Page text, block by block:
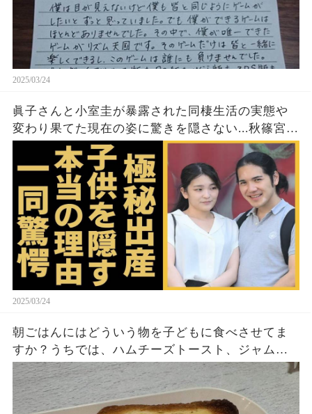
2025/03/24
眞子さんと小室圭が暴露された同棲生活の実態や
変わり果てた現在の姿に驚きを隠さない...秋篠宮家
の長女がアメリカで極秘出産の真相や暴露された
ヤバいO癖に言葉を失う...
2025/03/24
朝ごはんにはどういう物を子どもに食べさせてま
すか？うちでは、ハムチーズトースト、ジャムト
ースト、ピーナッツバタートーストをよく作りま
す。やっぱこんなんダメよね…